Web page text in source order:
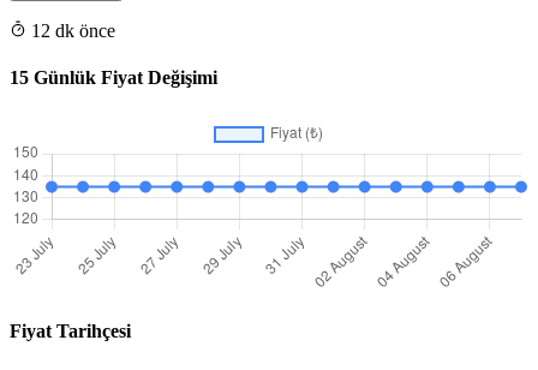
12 dk önce
15 Günlük Fiyat Değişimi
Fiyat Tarihçesi